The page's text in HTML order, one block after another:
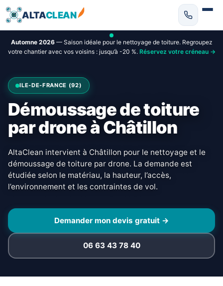
ALTACLEAN
Automne 2026— Saison idéale pour le nettoyage de toiture. Regroupez
votre chantier avec vos voisins : jusqu’à -20 %. Réservez votre créneau →
ILE-DE-FRANCE (92)
Démoussage de toiture
par drone à Châtillon
AltaClean intervient à Châtillon pour le nettoyage et le
démoussage de toiture par drone. La demande est
étudiée selon le matériau, la hauteur, l’accès,
l’environnement et les contraintes de vol.
Demander mon devis gratuit →
06 63 43 78 40